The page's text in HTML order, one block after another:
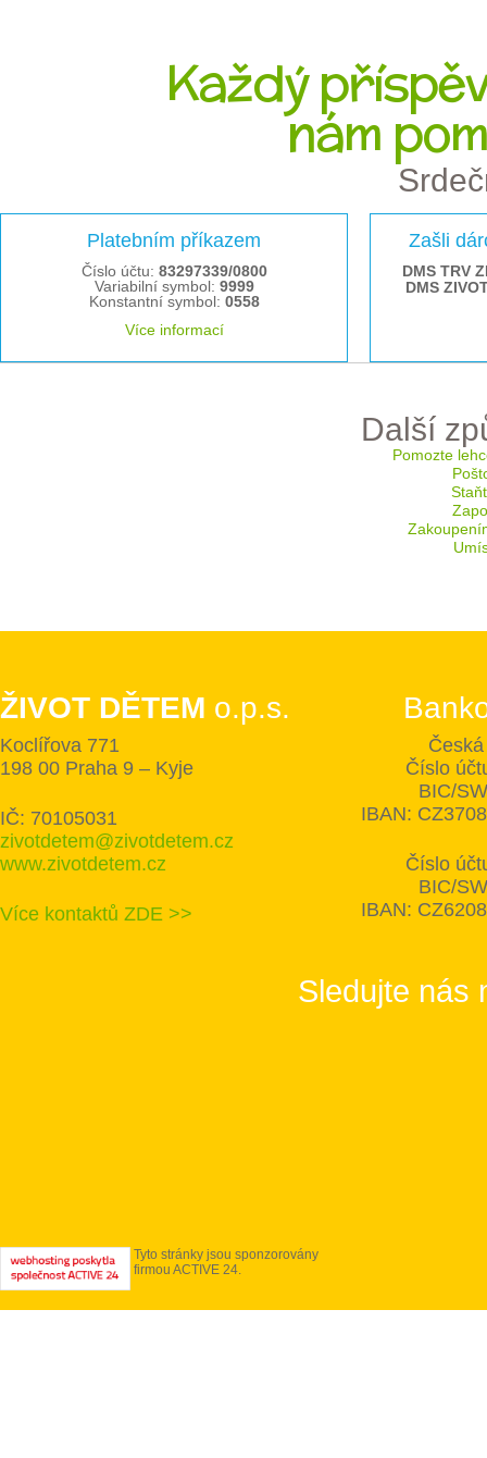
Každý
nám
Platebním příkazem
Číslo účtu: 83297339/0800
Variabilní symbol: 9999
Konstantní symbol: 0558
Více informací
Zašli
DMS TRV
DMS
Další
Pomozte
ŽIVOT DĚTEM o.p.s.
Koclířova 771
198 00 Praha 9 – Kyje
IČ: 70105031
zivotdetem@zivotdetem.cz
www.zivotdetem.cz
Více kontaktů ZDE >>
Číslo
BIC/
IBAN:
Číslo
BIC/
IBAN:
Sledujte nás
Tyto stránky jsou sponzorovány
firmou ACTIVE 24.